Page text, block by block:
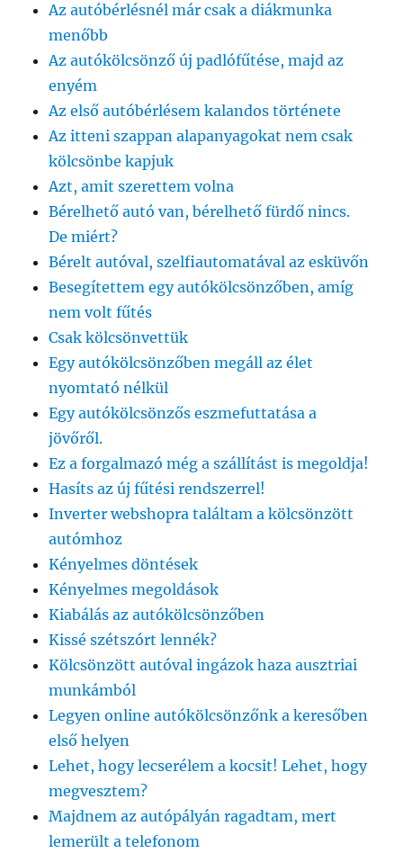
Az autóbérlésnél már csak a diákmunka
menőbb
Az autókölcsönző új padlófűtése, majd az
enyém
Az első autóbérlésem kalandos története
Az itteni szappan alapanyagokat nem csak
kölcsönbe kapjuk
Azt, amit szerettem volna
Bérelhető autó van, bérelhető fürdő nincs.
De miért?
Bérelt autóval, szelfiautomatával az esküvőn
Besegítettem egy autókölcsönzőben, amíg
nem volt fűtés
Csak kölcsönvettük
Egy autókölcsönzőben megáll az élet
nyomtató nélkül
Egy autókölcsönzős eszmefuttatása a
jövőről.
Ez a forgalmazó még a szállítást is megoldja!
Hasíts az új fűtési rendszerrel!
Inverter webshopra találtam a kölcsönzött
autómhoz
Kényelmes döntések
Kényelmes megoldások
Kiabálás az autókölcsönzőben
Kissé szétszórt lennék?
Kölcsönzött autóval ingázok haza ausztriai
munkámból
Legyen online autókölcsönzőnk a keresőben
első helyen
Lehet, hogy lecserélem a kocsit! Lehet, hogy
megvesztem?
Majdnem az autópályán ragadtam, mert
lemerült a telefonom